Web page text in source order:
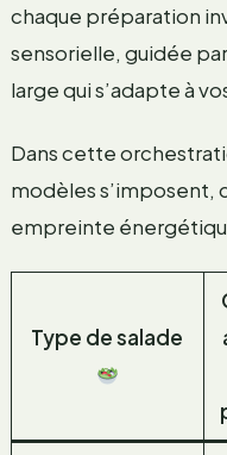
chaque préparation
sensorielle, guidée
large qui s’adapte à
Dans cette
modèles s’imposent,
empreinte
Type de salade